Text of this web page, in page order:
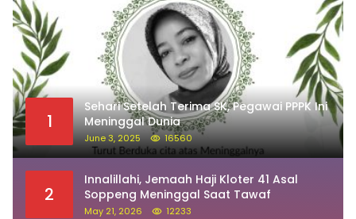
1
Sehari Setelah Terima SK, Pegawai PPPK Ini
Meninggal Dunia
June 3, 2025 16560
2
Innalillahi, Jemaah Haji Kloter 41 Asal
Soppeng Meninggal Saat Tawaf
May 21, 2026 12233